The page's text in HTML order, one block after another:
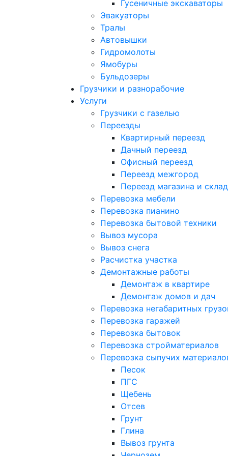
Гусеничные экскаваторы
Эвакуаторы
Тралы
Автовышки
Гидромолоты
Ямобуры
Бульдозеры
Грузчики и разнорабочие
Услуги
Грузчики с газелью
Переезды
Квартирный переезд
Дачный переезд
Офисный переезд
Переезд межгород
Переезд магазина и
Перевозка мебели
Перевозка пианино
Перевозка бытовой техники
Вывоз мусора
Вывоз снега
Расчистка участка
Демонтажные работы
Демонтаж в квартире
Демонтаж домов и дач
Перевозка негабаритных
Перевозка гаражей
Перевозка бытовок
Перевозка стройматериалов
Перевозка сыпучих
Песок
ПГС
Щебень
Отсев
Грунт
Глина
Вывоз грунта